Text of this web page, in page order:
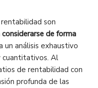
son
de forma
un análisis exhaustivo
cuantitativos. Al
de rentabilidad con
profunda de las